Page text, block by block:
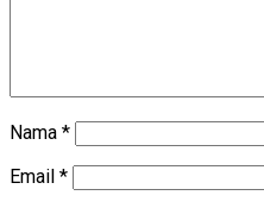
Nama *
Email *